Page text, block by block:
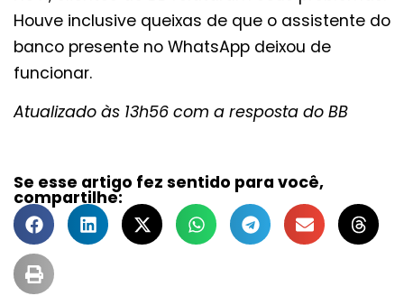
Houve inclusive queixas de que o assistente do
banco presente no WhatsApp deixou de
funcionar.
Atualizado às 13h56 com a resposta do BB
Se esse artigo fez sentido para você,
compartilhe: